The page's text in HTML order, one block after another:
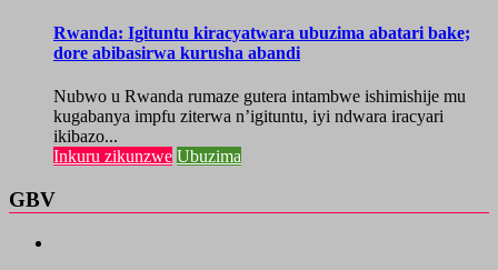
Rwanda: Igituntu kiracyatwara ubuzima abatari bake;
dore abibasirwa kurusha abandi
Nubwo u Rwanda rumaze gutera intambwe ishimishije mu
kugabanya impfu ziterwa n’igituntu, iyi ndwara iracyari
ikibazo...
Inkuru zikunzwe Ubuzima
GBV